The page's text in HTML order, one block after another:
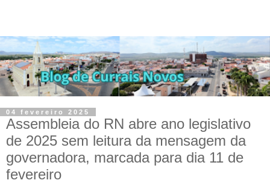
04 fevereiro 2025
Assembleia do RN abre ano legislativo
de 2025 sem leitura da mensagem da
governadora, marcada para dia 11 de
fevereiro